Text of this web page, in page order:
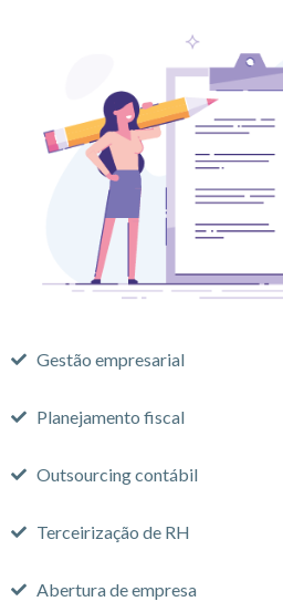
Gestão empresarial
Planejamento fiscal
Outsourcing contábil
Terceirização de RH
Abertura de empresa